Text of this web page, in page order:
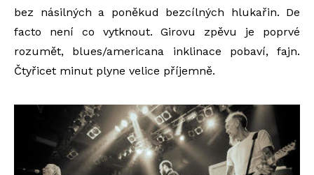
bez násilných a poněkud bezcílných hlukařin. De
facto není co vytknout. Girovu zpěvu je poprvé
rozumět, blues/americana inklinace pobaví, fajn.
Čtyřicet minut plyne velice příjemně.